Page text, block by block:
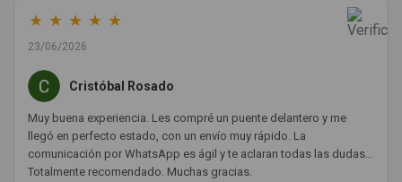
★ ★ ★ ★ ★
23/06/2026
Cristóbal Rosado
Muy buena experiencia. Les compré un puente delantero y me
llegó en perfecto estado, con un envío muy rápido. La
comunicación por WhatsApp es ágil y te aclaran todas las dudas.
Totalmente recomendado. Muchas gracias.